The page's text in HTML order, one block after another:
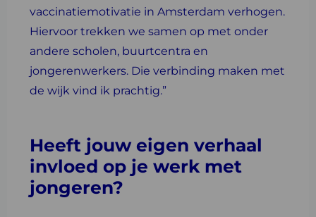
vaccinatiemotivatie in Amsterdam verhogen.
Hiervoor trekken we samen op met onder
andere scholen, buurtcentra en
jongerenwerkers. Die verbinding maken met
de wijk vind ik prachtig.”
Heeft jouw eigen verhaal
invloed op je werk met
jongeren?